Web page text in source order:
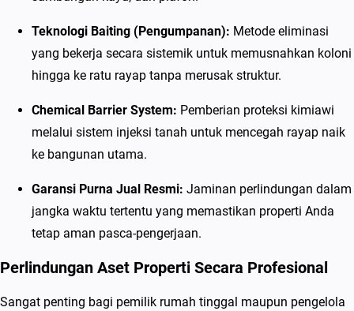
s
i
Teknologi Baiting (Pengumpanan): Metode eliminasi
yang bekerja secara sistemik untuk memusnahkan koloni
hingga ke ratu rayap tanpa merusak struktur.
Chemical Barrier System: Pemberian proteksi kimiawi
melalui sistem injeksi tanah untuk mencegah rayap naik
ke bangunan utama.
Garansi Purna Jual Resmi: Jaminan perlindungan dalam
jangka waktu tertentu yang memastikan properti Anda
tetap aman pasca-pengerjaan.
Perlindungan Aset Properti Secara Profesional
Sangat penting bagi pemilik rumah tinggal maupun pengelola